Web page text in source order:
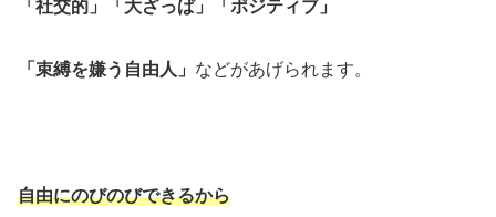
「社交的」「大ざっぱ」「ポジティブ」
「束縛を嫌う自由人」 などがあげられます。
自由にのびのびできるから